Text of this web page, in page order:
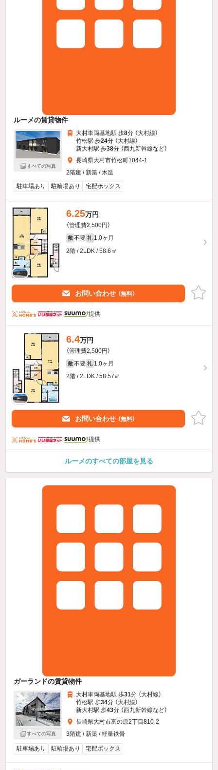
ルーメの賃貸物件
すべての写真
大村車両基地駅 歩8分 （大村線）
竹松駅 歩24分 （大村線）
新大村駅 歩38分 （西九新幹線など）
長崎県大村市竹松町1044-1
2階建 / 新築 / 木造
駐車場あり
駐輪場あり 宅配ボックス
6.25万円
（管理費2,500円）
敷 不要 礼 1.0ヶ月
2階 / 2LDK / 58.6㎡
お問い合わせ （無料）
提供
6.4万円
（管理費2,500円）
敷 不要 礼 1.0ヶ月
2階 / 2LDK / 58.57㎡
お問い合わせ （無料）
提供
ルーメのすべての部屋を見る
ガーランドの賃貸物件
すべての写真
大村車両基地駅 歩31分 （大村線）
竹松駅 歩34分 （大村線）
新大村駅 歩43分 （西九新幹線など）
長崎県大村市富の原2丁目810-2
3階建 / 新築 / 軽量鉄骨
駐車場あり 駐輪場あり 宅配ボックス